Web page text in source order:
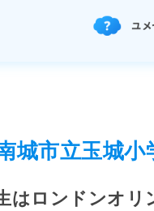
城市立玉城小
はロンドンオリ